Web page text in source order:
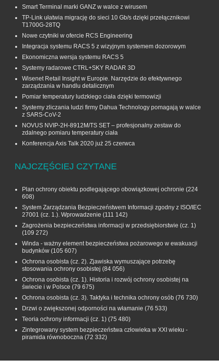
Smart Terminal marki GANZ w walce z wirusem
TP-Link ułatwia migrację do sieci 10 Gb/s dzięki przełącznikowi
T1700G‑28TQ
Nowe czytniki w ofercie RCS Engineering
Integracja systemu RACS 5 z wizyjnym systemem dozorowym
Ekonomiczna wersja systemu RACS 5
Systemy radarowe CTRL+SKY RADAR 3D
Wisenet Retail Insight w Europie. Narzędzie do efektywnego
zarządzania w handlu detalicznym
Pomiar temperatury ludzkiego ciała dzięki termowizji
Systemy zliczania ludzi firmy Dahua Technology pomagają w walce
z SARS-CoV-2
NOVUS NVIP-2H-8912M/TS SET – profesjonalny zestaw do
zdalnego pomiaru temperatury ciała
Konferencja Axis Talk 2020 już 25 czerwca
NAJCZĘŚCIEJ CZYTANE
Plan ochrony obiektu podlegającego obowiązkowej ochronie (224
608)
System Zarządzania Bezpieczeństwem Informacji zgodny z ISO/IEC
27001 (cz. 1.). Wprowadzenie (111 142)
Zagrożenia bezpieczeństwa informacji w przedsiębiorstwie (cz. 1)
(109 272)
Winda - ważny element bezpieczeństwa pożarowego w ewakuacji
budynków (105 607)
Ochrona osobista (cz. 2). Zjawiska wymuszające potrzebę
stosowania ochrony osobistej (84 056)
Ochrona osobista (cz. 1). Historia i rozwój ochrony osobistej na
świecie i w Polsce (79 675)
Ochrona osobista (cz. 3). Taktyka i technika ochrony osób (76 730)
Drzwi o zwiększonej odporności na włamanie (76 533)
Teoria ochrony informacji (cz. 1) (75 480)
Zintegrowany system bezpieczeństwa człowieka w XXI wieku -
piramida równoboczna (72 332)